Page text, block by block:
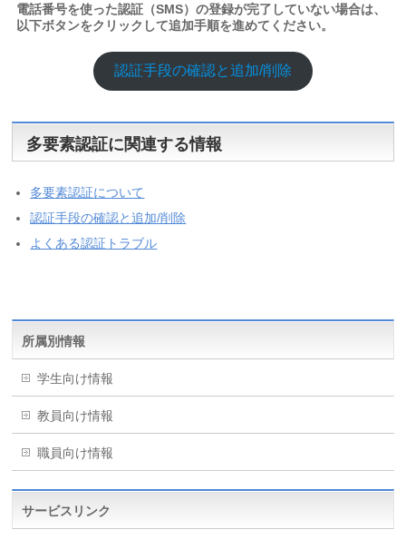
電話番号を使った認証（SMS）の登録が完了していない場合は、
以下ボタンをクリックして追加手順を進めてください。
認証手段の確認と追加/削除
多要素認証に関連する情報
多要素認証について
認証手段の確認と追加/削除
よくある認証トラブル
所属別情報
学生向け情報
教員向け情報
職員向け情報
サービスリンク